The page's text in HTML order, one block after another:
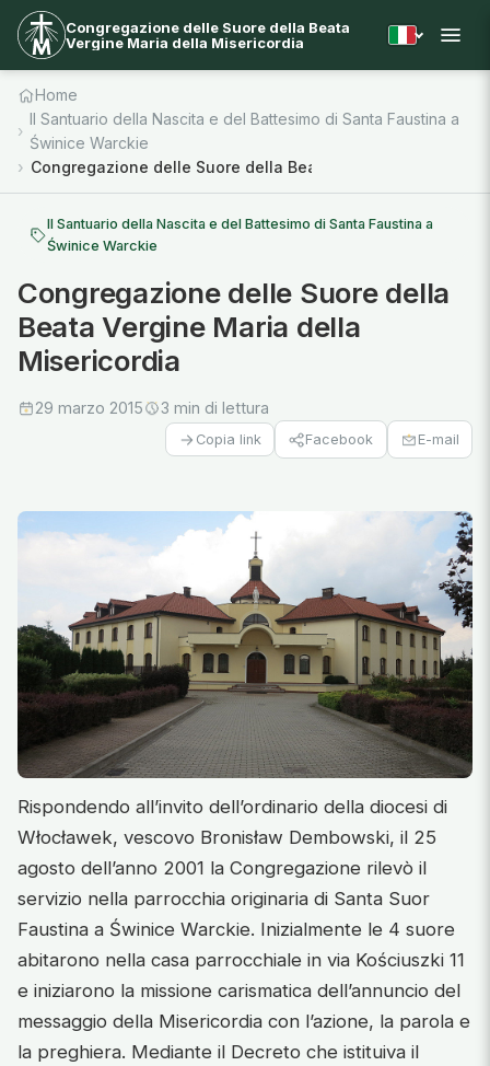
Congregazione delle Suore della Beata
Vergine Maria della Misericordia
Home
Il Santuario della Nascita e del Battesimo di Santa Faustina a
Świnice Warckie
Congregazione delle Suore della Beata Vergine Maria
Il Santuario della Nascita e del Battesimo di Santa Faustina a
Świnice Warckie
Congregazione delle Suore della
Beata Vergine Maria della
Misericordia
29 marzo 2015 3 min di lettura
Copia link Facebook E-mail
Rispondendo all’invito dell’ordinario della diocesi di
Włocławek, vescovo Bronisław Dembowski, il 25
agosto dell’anno 2001 la Congregazione rilevò il
servizio nella parrocchia originaria di Santa Suor
Faustina a Świnice Warckie. Inizialmente le 4 suore
abitarono nella casa parrocchiale in via Kościuszki 11
e iniziarono la missione carismatica dell’annuncio del
messaggio della Misericordia con l’azione, la parola e
la preghiera. Mediante il Decreto che istituiva il